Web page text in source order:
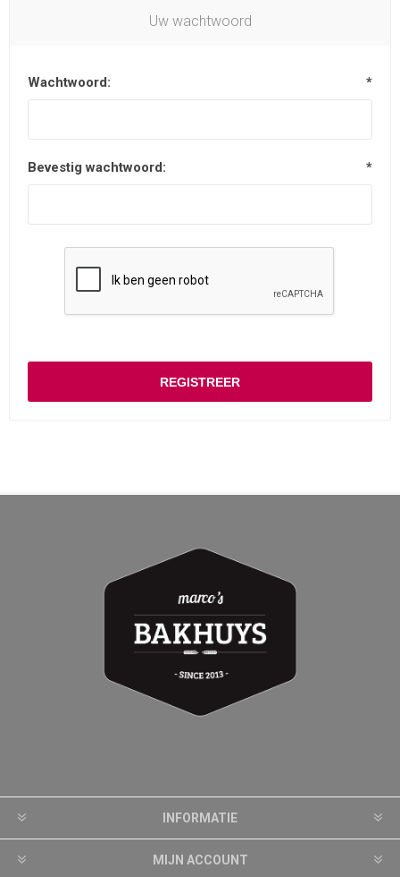
Uw wachtwoord
Wachtwoord: *
Bevestig wachtwoord: *
INFORMATIE
MIJN ACCOUNT